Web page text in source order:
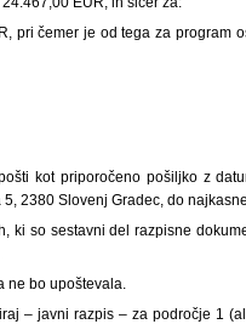
pri čemer je od tega za program
kot priporočeno pošiljko z
2380 Slovenj Gradec, do
ki so sestavni del razpisne
ne bo upoštevala.
– javni razpis – za področje 1